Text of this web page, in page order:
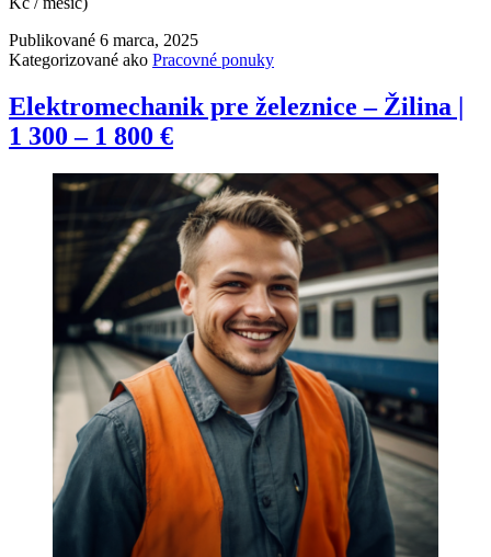
Publikované 6 marca, 2025
Kategorizované ako Pracovné ponuky
Elektromechanik pre železnice – Žilina |
1 300 – 1 800 €